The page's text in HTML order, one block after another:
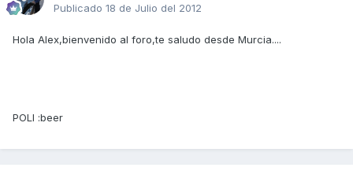
Publicado 18 de Julio del 2012
Hola Alex,bienvenido al foro,te saludo desde Murcia....
POLI :beer